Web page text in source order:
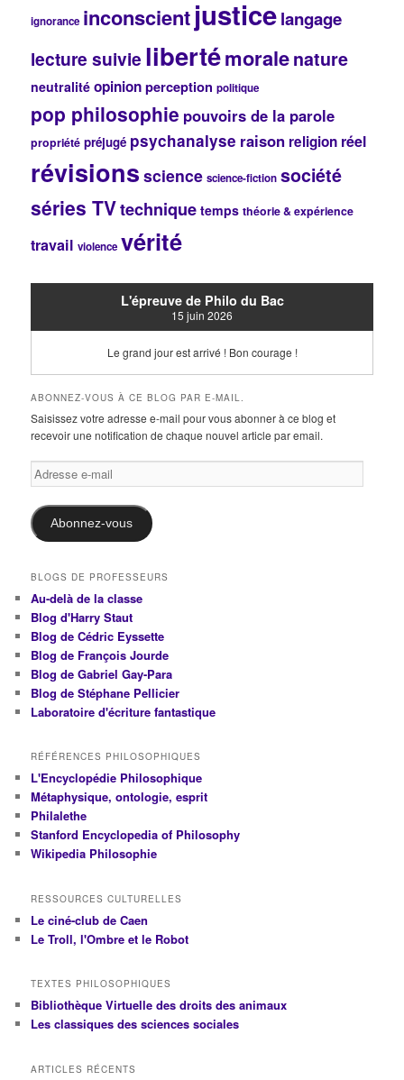
ignorance inconscientjusticelangage
lecture suivie libertémoralenature
neutralité opinionperception politique
pop philosophie pouvoirs de la parole
propriété préjugé psychanalyse raison religion réel
révisions science science-fiction société
séries TVtechnique temps théorie & expérience
travail violence vérité
L'épreuve de Philo du Bac
15 juin 2026
Le grand jour est arrivé ! Bon courage !
ABONNEZ-VOUS À CE BLOG PAR E-MAIL.
Saisissez votre adresse e-mail pour vous abonner à ce blog et
recevoir une notification de chaque nouvel article par email.
Adresse
e-
mail
Abonnez-vous
BLOGS DE PROFESSEURS
Au-delà de la classe
Blog d'Harry Staut
Blog de Cédric Eyssette
Blog de François Jourde
Blog de Gabriel Gay-Para
Blog de Stéphane Pellicier
Laboratoire d'écriture fantastique
RÉFÉRENCES PHILOSOPHIQUES
L'Encyclopédie Philosophique
Métaphysique, ontologie, esprit
Philalethe
Stanford Encyclopedia of Philosophy
Wikipedia Philosophie
RESSOURCES CULTURELLES
Le ciné-club de Caen
Le Troll, l'Ombre et le Robot
TEXTES PHILOSOPHIQUES
Bibliothèque Virtuelle des droits des animaux
Les classiques des sciences sociales
ARTICLES RÉCENTS